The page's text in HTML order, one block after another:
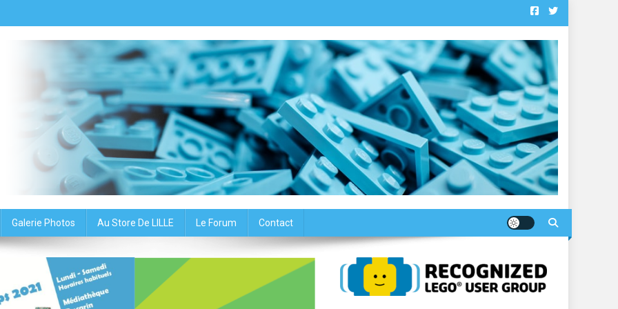
du Nord – Association
Galerie Photos Au Store De LILLE Le Forum Contact